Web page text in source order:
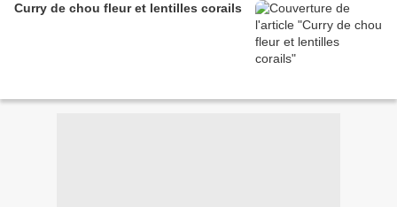
Curry de chou fleur et lentilles corails